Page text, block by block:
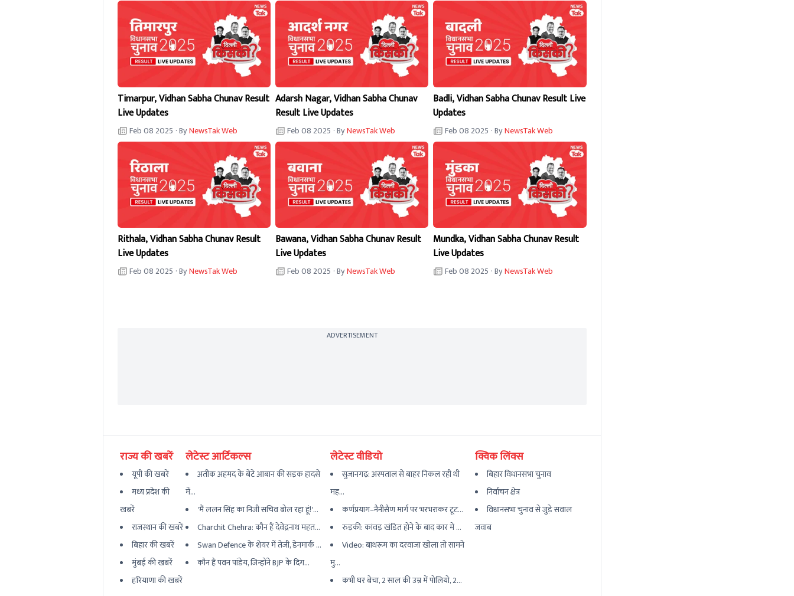
Timarpur, Vidhan Sabha Chunav Result
Live Updates
Feb 08 2025 · ByNewsTak Web
Adarsh Nagar, Vidhan Sabha Chunav
Result Live Updates
Feb 08 2025 · ByNewsTak Web
Badli, Vidhan Sabha Chunav Result Live
Updates
Feb 08 2025 · ByNewsTak Web
Rithala, Vidhan Sabha Chunav Result
Live Updates
Feb 08 2025 · ByNewsTak Web
Bawana, Vidhan Sabha Chunav Result
Live Updates
Feb 08 2025 · ByNewsTak Web
Mundka, Vidhan Sabha Chunav Result
Live Updates
Feb 08 2025 · ByNewsTak Web
ADVERTISEMENT
राज्य की खबरें
यूपी की खबरें
मध्य प्रदेश की
खबरें
राजस्थान की खबरें
बिहार की खबरें
मुंबई की खबरें
हरियाणा की खबरें
लेटेस्ट आर्टिकल्स
अतीक अहमद के बेटे आबान की सड़क हादसे
में...
'मैं ललन सिंह का निजी सचिव बोल रहा हूं!'...
Charchit Chehra: कौन हैं देवेंद्रनाथ महत...
Swan Defence के शेयर में तेजी, डेनमार्क ...
कौन हैं पवन पांडेय, जिन्होंने BJP के दिग...
लेटेस्ट वीडियो
सुजानगढ़: अस्पताल से बाहर निकल रही थी
मह...
कर्णप्रयाग–नैनीसैंण मार्ग पर भरभराकर टूट...
रुड़की: कांवड़ खंडित होने के बाद कार में ...
Video: बाथरूम का दरवाजा खोला तो सामने
मु...
कभी घर बेचा, 2 साल की उम्र में पोलियो, 2...
क्विक लिंक्स
बिहार विधानसभा चुनाव
निर्वाचन क्षेत्र
विधानसभा चुनाव से जुड़े सवाल
जवाब